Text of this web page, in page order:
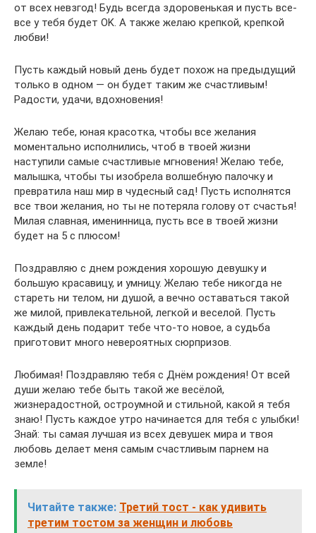
от всех невзгод! Будь всегда здоровенькая и пусть все-
все у тебя будет OK. А также желаю крепкой, крепкой
любви!
Пусть каждый новый день будет похож на предыдущий
только в одном — он будет таким же счастливым!
Радости, удачи, вдохновения!
Желаю тебе, юная красотка, чтобы все желания
моментально исполнились, чтоб в твоей жизни
наступили самые счастливые мгновения! Желаю тебе,
малышка, чтобы ты изобрела волшебную палочку и
превратила наш мир в чудесный сад! Пусть исполнятся
все твои желания, но ты не потеряла голову от счастья!
Милая славная, именинница, пусть все в твоей жизни
будет на 5 с плюсом!
Поздравляю с днем рождения хорошую девушку и
большую красавицу, и умницу. Желаю тебе никогда не
стареть ни телом, ни душой, а вечно оставаться такой
же милой, привлекательной, легкой и веселой. Пусть
каждый день подарит тебе что-то новое, а судьба
приготовит много невероятных сюрпризов.
Любимая! Поздравляю тебя с Днём рождения! От всей
души желаю тебе быть такой же весёлой,
жизнерадостной, остроумной и стильной, какой я тебя
знаю! Пусть каждое утро начинается для тебя с улыбки!
Знай: ты самая лучшая из всех девушек мира и твоя
любовь делает меня самым счастливым парнем на
земле!
Читайте также: Третий тост - как удивить
третим тостом за женщин и любовь